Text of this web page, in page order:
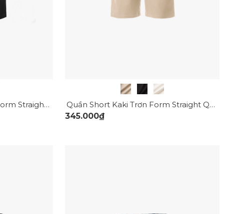
Quần Short Sidetab Trơn Form Straight QS083
Quần Short Kaki Trơn Form Straight QS081
345.000₫